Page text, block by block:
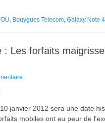
, Bouygues Telecom, Galaxy Note 4
: Les forfaits
janvier 2012 sera une date
mobiles ont eu peur de